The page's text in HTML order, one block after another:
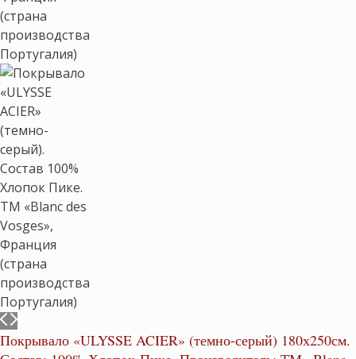
Покрывало «ULYSSE ACIER» (темно-серый) 180х250см.